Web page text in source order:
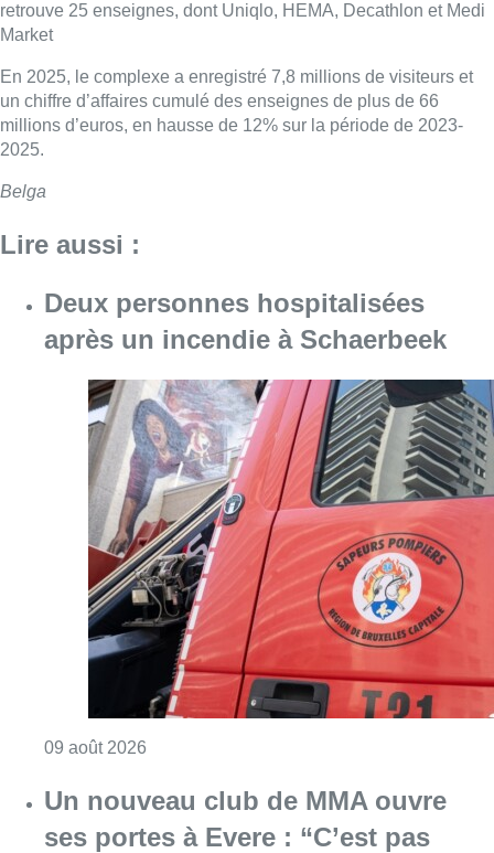
retrouve 25 enseignes, dont Uniqlo, HEMA, Decathlon et Medi
Market
En 2025, le complexe a enregistré 7,8 millions de visiteurs et
un chiffre d’affaires cumulé des enseignes de plus de 66
millions d’euros, en hausse de 12% sur la période de 2023-
2025.
Belga
Lire aussi :
Deux personnes hospitalisées
après un incendie à Schaerbeek
09 août 2026
Un nouveau club de MMA ouvre
ses portes à Evere : “C’est pas